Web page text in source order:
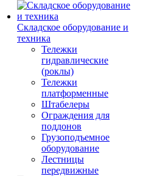
Складское оборудование и
техника
Тележки
гидравлические
(роклы)
Тележки
платформенные
Штабелеры
Ограждения для
поддонов
Грузоподъемное
оборудование
Лестницы
передвижные